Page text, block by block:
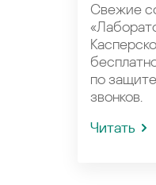
Свежие
по
звонков.
Читать